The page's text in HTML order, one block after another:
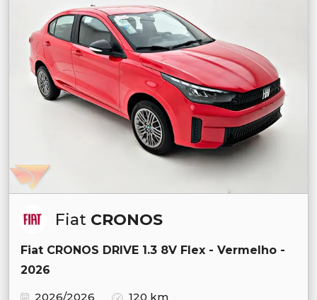
Fiat CRONOS
Fiat CRONOS DRIVE 1.3 8V Flex - Vermelho -
2026
2026/2026
120 km